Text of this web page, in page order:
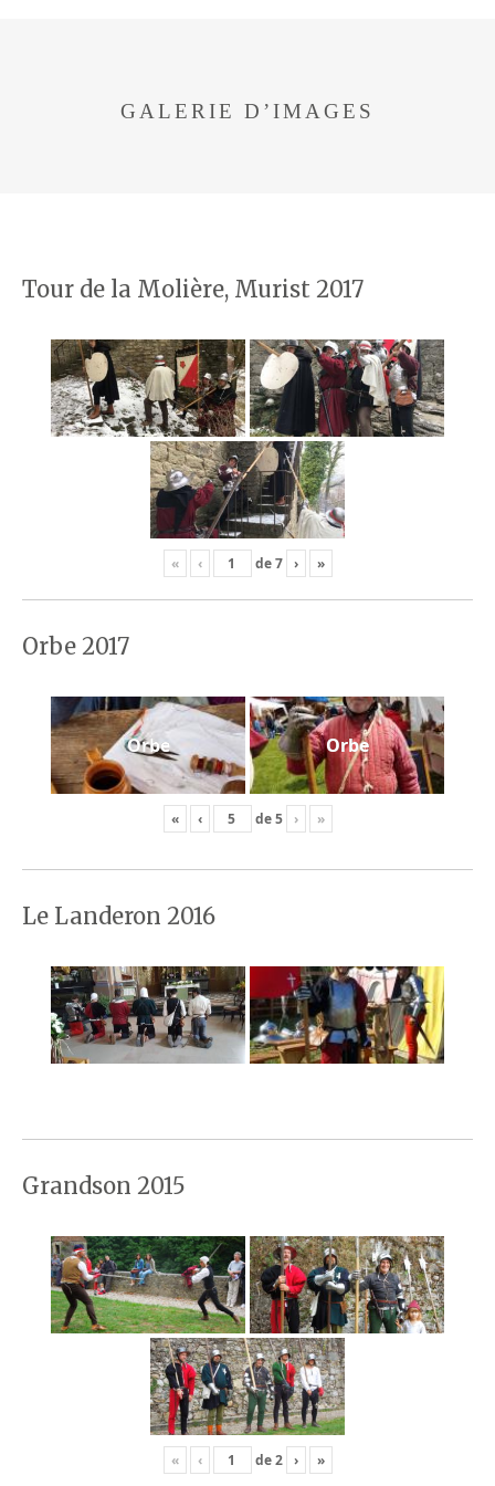
GALERIE D’IMAGES
Tour de la Molière, Murist 2017
« ‹ de7 › »
Orbe 2017
Orbe Orbe
« ‹ de5 › »
Le Landeron 2016
Grandson 2015
« ‹ de2 › »